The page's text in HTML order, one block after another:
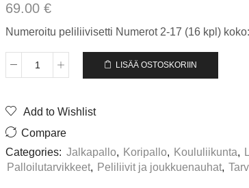
69.00 €
Numeroitu peliliivisetti Numerot 2-17 (16 kpl)
EDGE
määrä
LISÄÄ OSTOSKORIIN
Add to Wishlist
Compare
Categories: Jalkapallo, Koripallo, Koululiikunta,
Palloilutarvikkeet, Peliliivit ja joukkuenauhat,